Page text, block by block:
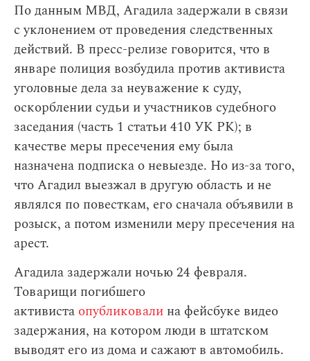
По данным МВД, Агадила задержали в связи
с уклонением от проведения следственных
действий. В пресс-релизе говорится, что в
январе полиция возбудила против активиста
уголовные дела за неуважение к суду,
оскорблении судьи и участников судебного
заседания (часть 1 статьи 410 УК РК); в
качестве меры пресечения ему была
назначена подписка о невыезде. Но из-за того,
что Агадил выезжал в другую область и не
являлся по повесткам, его сначала объявили в
розыск, а потом изменили меру пресечения на
арест.
Агадила задержали ночью 24 февраля.
Товарищи погибшего
активиста опубликовали на фейсбуке видео
задержания, на котором люди в штатском
выводят его из дома и сажают в автомобиль.